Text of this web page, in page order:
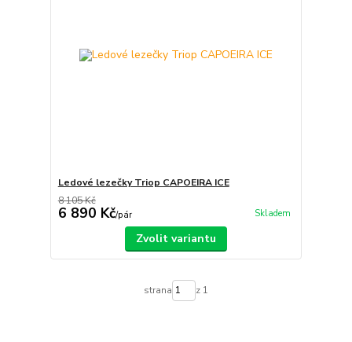
Ledové lezečky Triop CAPOEIRA ICE
8 105 Kč
6 890 Kč/pár Skladem
Zvolit variantu
strana z 1